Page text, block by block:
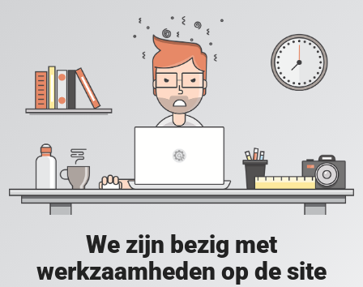
We zijn bezig met
werkzaamheden op de site